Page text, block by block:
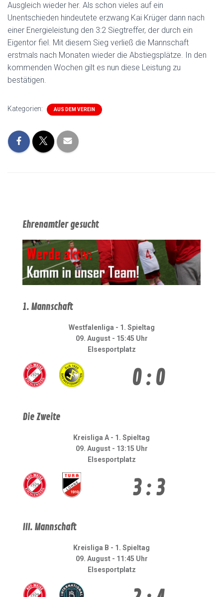
Ausgleich wieder her. Als schon vieles auf ein
Unentschieden hindeutete erzwang Kai Krüger dann nach
einer Energieleistung den 3:2 Siegtreffer, der durch ein
Eigentor fiel. Mit diesem Sieg verließ die Mannschaft
erstmals nach Monaten wieder die Abstiegsplätze. In den
kommenden Wochen gilt es nun diese Leistung zu
bestätigen.
Kategorien: AUS DEM VEREIN
Ehrenamtler gesucht
1. Mannschaft
Westfalenliga - 1. Spieltag
09. August - 15:45 Uhr
Elsesportplatz
0 : 0
Die Zweite
Kreisliga A - 1. Spieltag
09. August - 13:15 Uhr
Elsesportplatz
3 : 3
III. Mannschaft
Kreisliga B - 1. Spieltag
09. August - 11:45 Uhr
Elsesportplatz